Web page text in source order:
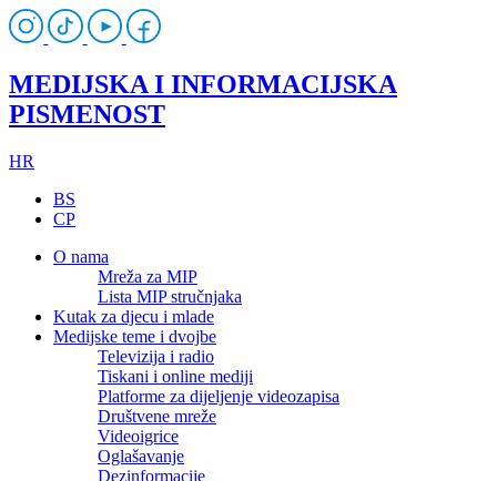
MEDIJSKA I INFORMACIJSKA
PISMENOST
HR
BS
CP
O nama
Mreža za MIP
Lista MIP stručnjaka
Kutak za djecu i mlade
Medijske teme i dvojbe
Televizija i radio
Tiskani i online mediji
Platforme za dijeljenje videozapisa
Društvene mreže
Videoigrice
Oglašavanje
Dezinformacije